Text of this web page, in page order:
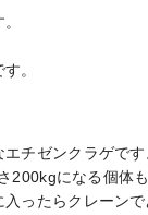
。
チゼンクラゲです
200kgになる個体も
ったらクレーン